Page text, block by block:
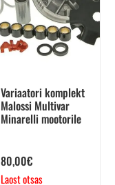
Variaatori komplekt
Malossi Multivar
Minarelli mootorile
80,00€
Laost otsas